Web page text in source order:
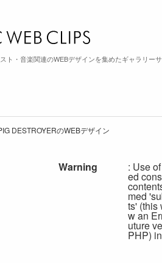
ト・音楽関連のWEBデザインを集めたギャラリーサ
DESTROYERのWEBデザイン
Warning : Use
ed
med
ts' (this
w an
uture
PHP) in